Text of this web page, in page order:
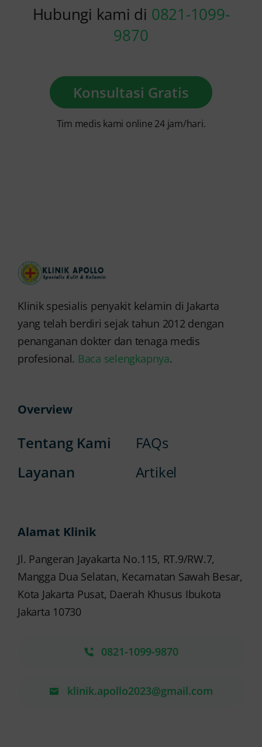
Hubungi kami di 0821-1099-
9870
Konsultasi Gratis
Tim medis kami online 24 jam/hari.
Klinik spesialis penyakit kelamin di Jakarta
yang telah berdiri sejak tahun 2012 dengan
penanganan dokter dan tenaga medis
profesional. Baca selengkapnya.
Overview
Tentang Kami
Layanan
FAQs
Artikel
Alamat Klinik
Jl. Pangeran Jayakarta No.115, RT.9/RW.7,
Mangga Dua Selatan, Kecamatan Sawah Besar,
Kota Jakarta Pusat, Daerah Khusus Ibukota
Jakarta 10730
0821-1099-9870
klinik.apollo2023@gmail.com